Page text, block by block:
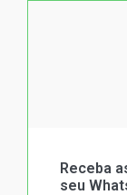
Receba
seu